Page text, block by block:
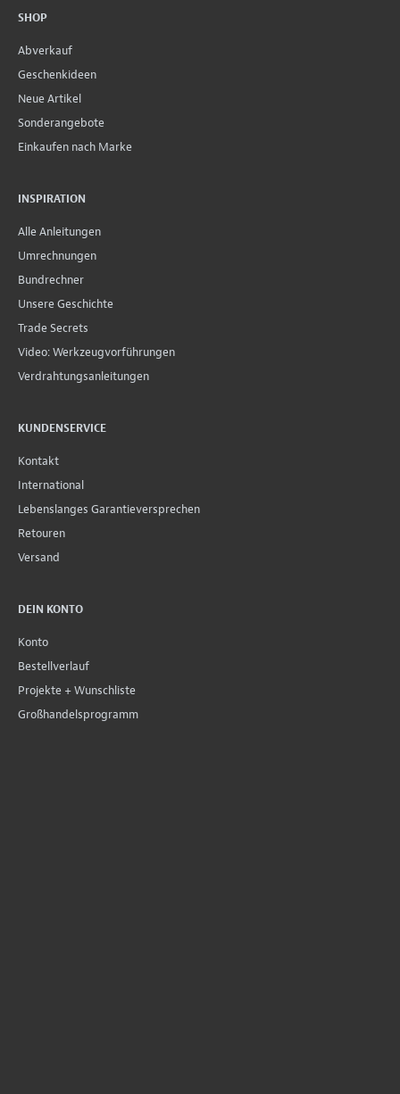
SHOP
Abverkauf
Geschenkideen
Neue Artikel
Sonderangebote
Einkaufen nach Marke
INSPIRATION
Alle Anleitungen
Umrechnungen
Bundrechner
Unsere Geschichte
Trade Secrets
Video: Werkzeugvorführungen
Verdrahtungsanleitungen
KUNDENSERVICE
Kontakt
International
Lebenslanges Garantieversprechen
Retouren
Versand
DEIN KONTO
Konto
Bestellverlauf
Projekte + Wunschliste
Großhandelsprogramm